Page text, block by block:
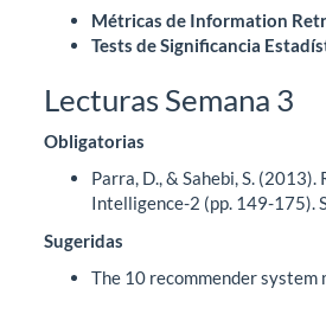
Métricas de Information
Tests de Significancia
Lecturas Semana 3
Obligatorias
Parra, D., & Sahebi, S.
Intelligence-2 (pp. 149-175).
Sugeridas
The 10 recommender system